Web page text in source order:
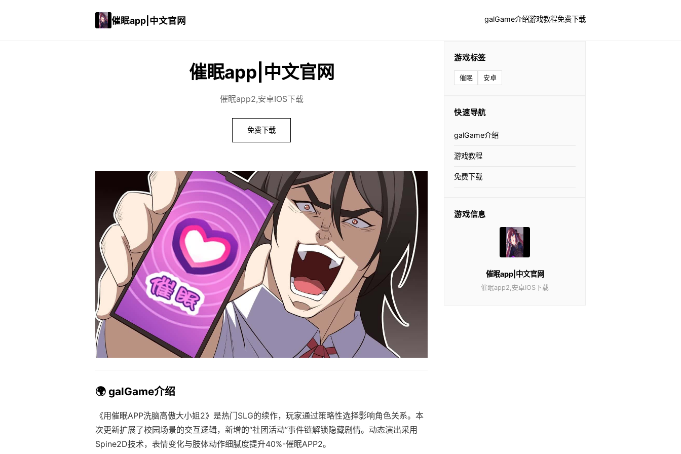
催眠app|中文官网 galGame介绍游戏教程免费下载
催眠app|中文官网
催眠app2,安卓IOS下载
免费下载
🌍 galGame介绍
《用催眠APP洗脑高傲大小姐2》是热门SLG的续作，玩家通过策略性选择影响角色关系。本
次更新扩展了校园场景的交互逻辑，新增的“社团活动”事件链解锁隐藏剧情。动态演出采用
Spine2D技术，表情变化与肢体动作细腻度提升40%-催眠APP2。
游戏标签
催眠 安卓
快速导航
galGame介绍
游戏教程
免费下载
游戏信息
催眠app|中文官网
催眠app2,安卓IOS下载